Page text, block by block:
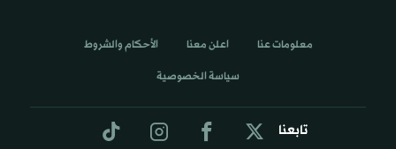
تابعنا
معلومات عنا اعلن معنا الأحكام والشروط
سياسة الخصوصية